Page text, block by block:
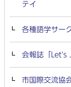
テイ
各種語学サー
会報誌「Let's
市国際交流協